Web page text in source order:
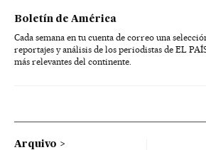
Boletín de América
Cada semana en tu cuenta de correo una
reportajes y análisis de los periodistas de EL
más relevantes del continente.
Arquivo